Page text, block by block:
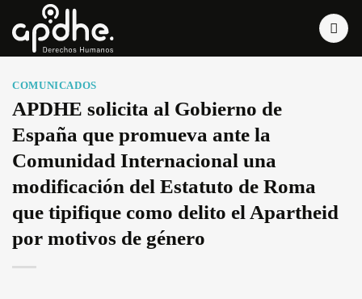
contenido
COMUNICADOS
APDHE solicita al Gobierno de
España que promueva ante la
Comunidad Internacional una
modificación del Estatuto de Roma
que tipifique como delito el Apartheid
por motivos de género